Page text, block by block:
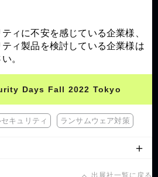
ィに不安を感じている企業様、
ィ製品を検討している企業様は
。
Days Fall 2022 Tokyo
セキュリティ ランサムウェア対策
出展社一覧に戻る